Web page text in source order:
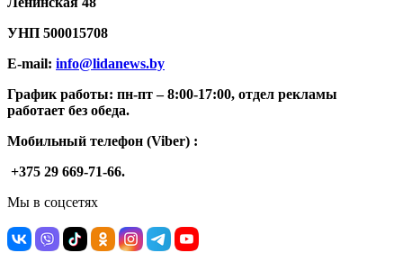
УНП 500015708
E-mail: info@lidanews.by
График работы: пн-пт –8:00-17:00, отдел рекламы
работает без обеда.
Мобильный телефон (Viber) :
+375 29 669-71-66.
Мы в соцсетях